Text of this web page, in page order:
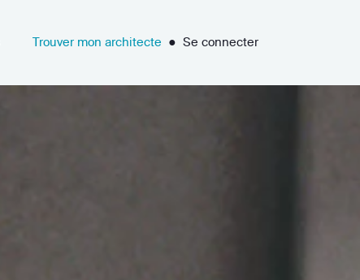
Trouver mon architecte ● Se connecter